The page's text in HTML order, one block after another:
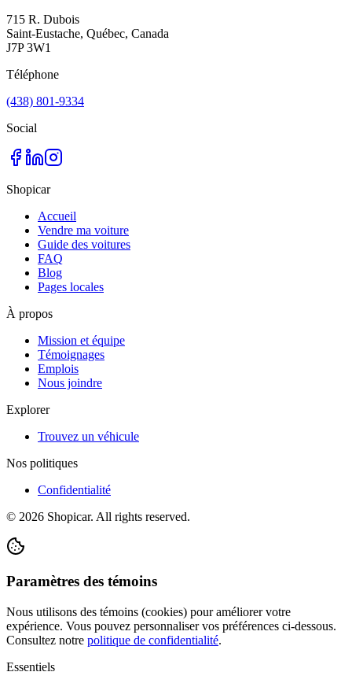
715 R. Dubois
Saint-Eustache, Québec, Canada
J7P 3W1
Téléphone
(438) 801-9334
Social
Shopicar
Accueil
Vendre ma voiture
Guide des voitures
FAQ
Blog
Pages locales
À propos
Mission et équipe
Témoignages
Emplois
Nous joindre
Explorer
Trouvez un véhicule
Nos politiques
Confidentialité
© 2026 Shopicar. All rights reserved.
Paramètres des témoins
Nous utilisons des témoins (cookies) pour améliorer votre
expérience. Vous pouvez personnaliser vos préférences ci-dessous.
Consultez notre politique de confidentialité.
Essentiels